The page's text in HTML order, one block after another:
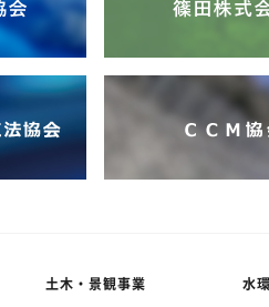
土木・景観事業
水